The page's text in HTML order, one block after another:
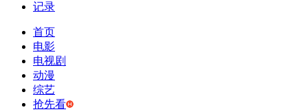
记录
首页
电影
电视剧
动漫
综艺
抢先看